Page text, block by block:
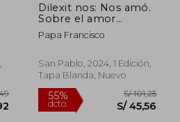
Dilexit nos: Nos amó.
Sobre el amor
humano y divino del
Corazón de
encícilica del papa
Francisco
Papa Francisco
San Pablo, 2024, 1 Edición,
Tapa Blanda, Nuevo